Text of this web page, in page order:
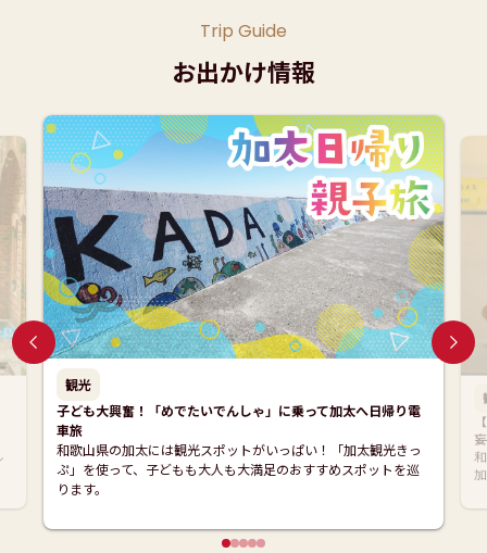
Trip Guide
お出かけ情報
観光
子ども大興奮！「めでたいでんしゃ」に乗って加太へ日帰り電
車旅
和歌山県の加太には観光スポットがいっぱい！「加太観光きっ
ぷ」を使って、子どもも大人も大満足のおすすめスポットを巡
ります。